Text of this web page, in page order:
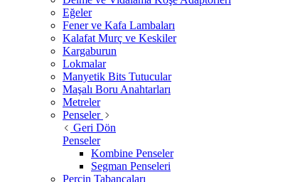
Eğeler
Fener ve Kafa Lambaları
Kalafat Murç ve Keskiler
Kargaburun
Lokmalar
Manyetik Bits Tutucular
Maşalı Boru Anahtarları
Metreler
Penseler
Geri Dön
Penseler
Kombine Penseler
Segman Penseleri
Perçin Tabancaları